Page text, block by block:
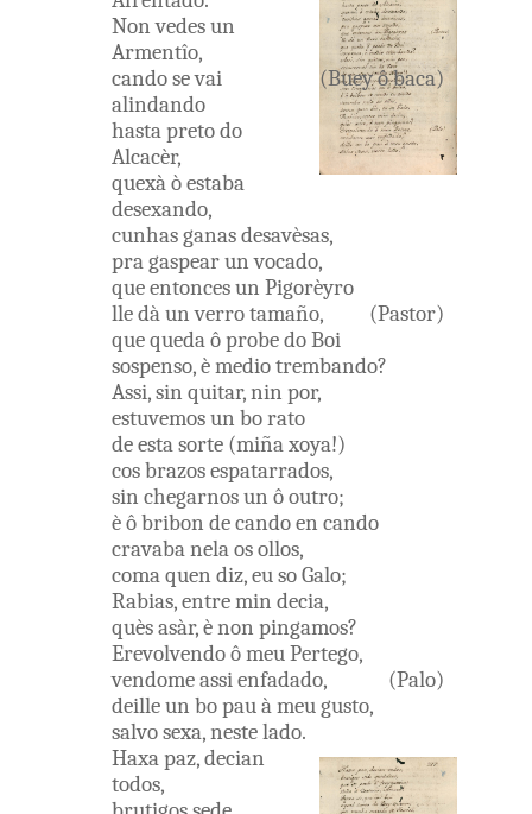
Non vedesun
Armentîo,
(Bueyôbaca)
candosevai
alindando
hastapretodo
Alcacèr,
quexàòestaba
desexando,
cunhasganasdesavèsas,
pragaspearun vocado,
queentoncesun Pigorèyro
(Pastor)
lledàun verrotamaño,
quequedaôprobedoBoi
sospenso,èmediotrembando?
Assi,sin quitar,nin por,
estuvemosun borato
de estasorte (miñaxoya!)
cosbrazosespatarrados,
sin chegarnosun ôoutro;
èôbribon decandoen cando
cravabanelaosollos,
comaquen diz,eusoGalo;
Rabias,entremin decia,
quèsasàr,ènon pingamos?
ErevolvendoômeuPertego,
(Palo)
vendomeassienfadado,
deilleun bopauàmeugusto,
salvosexa,nestelado.
Haxapaz,decian
todos,